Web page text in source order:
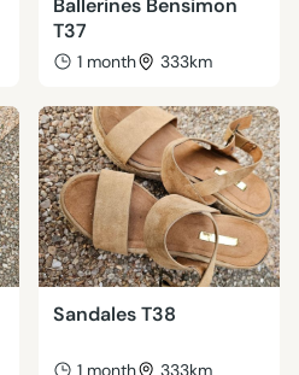
Ballerines Bensimon
T37
1 month 333km
Sandales T38
1 month 333km